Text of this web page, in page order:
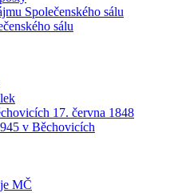
Společenského sálu
sálu
17. června 1848
v Běchovicích
MČ